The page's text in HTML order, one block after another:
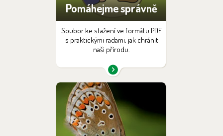
Pomáhejme správně
Soubor ke stažení ve formátu PDF
s praktickými radami, jak chránit
naši přírodu.